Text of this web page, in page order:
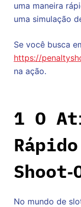
uma maneira
uma simulação
Se você busca
https://
na ação.
1 O
No mundo de